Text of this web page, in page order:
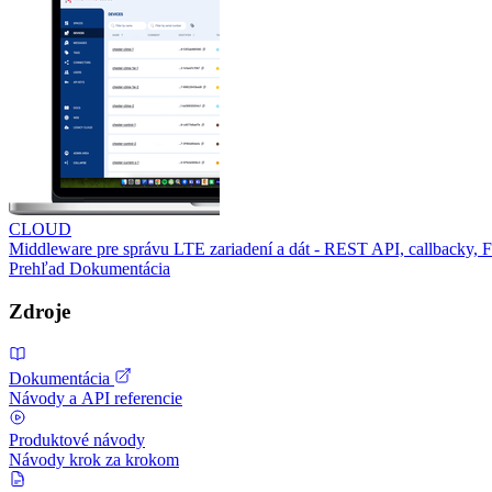
CLOUD
Middleware pre správu LTE zariadení a dát - REST API, callbacky,
Prehľad Dokumentácia
Zdroje
Dokumentácia
Návody a API referencie
Produktové návody
Návody krok za krokom